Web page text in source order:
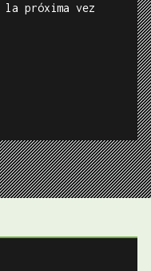
la próxima vez